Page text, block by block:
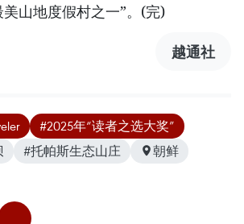
山地度假村之一”。(完)
越通社
#2025年“读者之选大奖”
#托帕斯生态山庄
朝鲜